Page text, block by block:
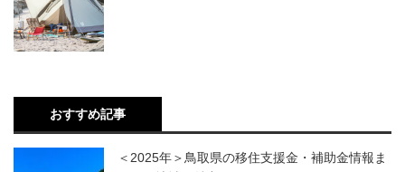
おすすめ記事
＜2025年＞鳥取県の移住支援金・補助金情報ま